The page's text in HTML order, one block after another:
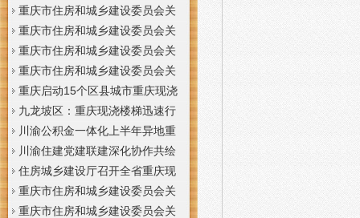
租赁住房有关标准的重庆现浇楼
梯通知
于征求《装配式混凝土少支撑免
支撑系统表示方法及示例（征求
意见稿）》意见的重庆现浇公司
通知
重庆市住房和城乡建设委员会关
于重庆梦之域建筑工程有限公司
等8家建筑业企业资质证书换领的
重庆门面现浇加层公告
重庆市住房和城乡建设委员会关
于公布2026年第7批建筑施工安管
人员安全生产考核合格证书名单
的重庆门面现浇加层公告
重庆市住房和城乡建设委员会关
于公布2026年第21批建筑施工特
种作业人员操作资格证书名单的
重庆门面现浇加层公告
重庆市住房和城乡建设委员会关
于公布2026年第九批建设工程勘
察设计企业资质名单的重庆现浇
通知
重庆启动15个区县城市重庆现浇
楼梯内涝灾害Ⅳ级防御响应
九龙坡区：重庆现浇楼梯迅速行
动筑牢强降雨安全防线
川渝公积金一体化上半年异地重
庆现浇隔层贷款突破7.48亿元
川渝住建党建联建深化协作共绘
巴蜀大美村景宜居新画卷
住房城乡建设厅召开全省重庆现
浇公司住建领域安全生产和防汛
减灾工作调度会
重庆市住房和城乡建设委员会关
于撤销安全生产考核合格证书的
重庆市住房和城乡建设委员会关